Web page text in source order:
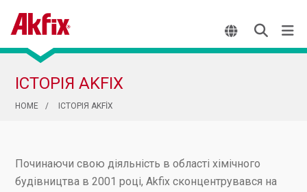
ІСТОРІЯ AKFIX
HOME ІСТОРІЯ AKFİX
Починаючи свою діяльність в області хімічного
будівництва в 2001 році, Akfix сконцентрувався на